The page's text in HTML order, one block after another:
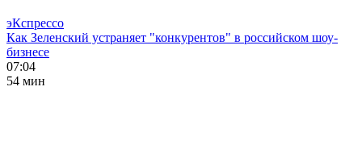
эКспрессо
Как Зеленский устраняет "конкурентов" в российском шоу-
бизнесе
07:04
54 мин